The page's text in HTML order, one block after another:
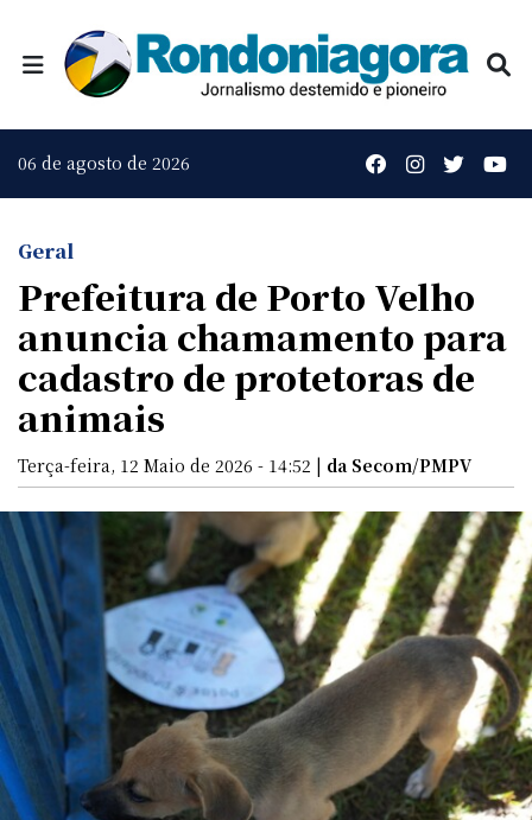
06 de agosto de 2026
Geral
Prefeitura de Porto Velho
anuncia chamamento para
cadastro de protetoras de
animais
Terça-feira, 12 Maio de 2026 - 14:52 | da Secom/PMPV